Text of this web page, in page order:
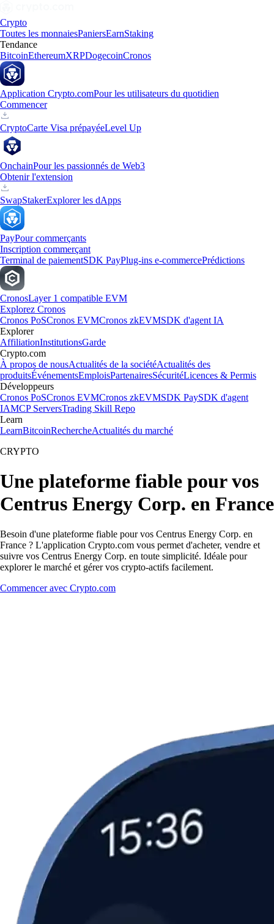
Crypto
Toutes les monnaiesPaniersEarnStaking
Tendance
BitcoinEthereumXRPDogecoinCronos
Application Crypto.comPour les utilisateurs du quotidien
Commencer
CryptoCarte Visa prépayéeLevel Up
OnchainPour les passionnés de Web3
Obtenir l'extension
SwapStakerExplorer les dApps
PayPour commerçants
Inscription commerçant
Terminal de paiementSDK PayPlug-ins e-commercePrédictions
CronosLayer 1 compatible EVM
Explorez Cronos
Cronos PoSCronos EVMCronos zkEVMSDK d'agent IA
Explorer
AffiliationInstitutionsGarde
Crypto.com
À propos de nousActualités de la sociétéActualités des
produitsÉvénementsEmploisPartenairesSécuritéLicences & Permis
Développeurs
Cronos PoSCronos EVMCronos zkEVMSDK PaySDK d'agent
IAMCP ServersTrading Skill Repo
Learn
LearnBitcoinRechercheActualités du marché
CRYPTO
Une plateforme fiable pour vos
Centrus Energy Corp. en France
Besoin d'une plateforme fiable pour vos Centrus Energy Corp. en
France ? L'application Crypto.com vous permet d'acheter, vendre et
suivre vos Centrus Energy Corp. en toute simplicité. Idéale pour
explorer le marché et gérer vos crypto-actifs facilement.
Commencer avec Crypto.com